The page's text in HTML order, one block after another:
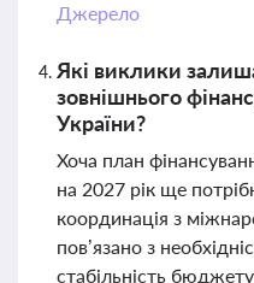
Джерело
Які виклики
зовнішнього
України?
Хоча план
на 2027 рік ще
координація з
пов’язано з
стабільність